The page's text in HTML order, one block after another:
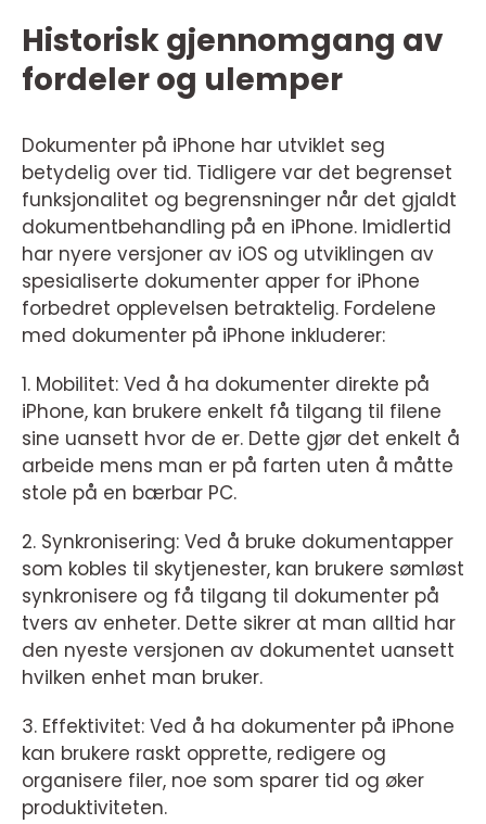
Historisk gjennomgang av
fordeler og ulemper
Dokumenter på iPhone har utviklet seg
betydelig over tid. Tidligere var det begrenset
funksjonalitet og begrensninger når det gjaldt
dokumentbehandling på en iPhone. Imidlertid
har nyere versjoner av iOS og utviklingen av
spesialiserte dokumenter apper for iPhone
forbedret opplevelsen betraktelig. Fordelene
med dokumenter på iPhone inkluderer:
1. Mobilitet: Ved å ha dokumenter direkte på
iPhone, kan brukere enkelt få tilgang til filene
sine uansett hvor de er. Dette gjør det enkelt å
arbeide mens man er på farten uten å måtte
stole på en bærbar PC.
2. Synkronisering: Ved å bruke dokumentapper
som kobles til skytjenester, kan brukere sømløst
synkronisere og få tilgang til dokumenter på
tvers av enheter. Dette sikrer at man alltid har
den nyeste versjonen av dokumentet uansett
hvilken enhet man bruker.
3. Effektivitet: Ved å ha dokumenter på iPhone
kan brukere raskt opprette, redigere og
organisere filer, noe som sparer tid og øker
produktiviteten.